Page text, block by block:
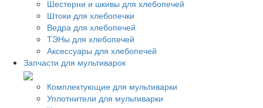
Шестерни и шкивы для хлебопечей
Штоки для хлебопечки
Ведра для хлебопечей
ТЭНы для хлебопечей
Аксессуары для хлебопечей
Запчасти для мультиварок
Комплектующие для мультиварки
Уплотнители для мультиварки